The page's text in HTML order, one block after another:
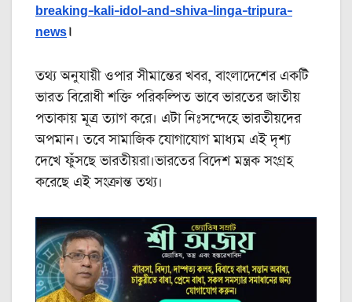
breaking-kali-idol-and-shiva-linga-tripura-
news।
তথ্য অনুযায়ী ওপার সীমান্তের খবর, বাংলাদেশের একটি
ভারত বিরোধী শক্তি পরিকল্পিত ভাবে ভারতের জাতীয়
পতাকায় মূত্র ত্যাগ করে। এটা নিঃসন্দেহে ভারতীয়দের
অপমান। তবে সামাজিক যোগাযোগ মাধ্যম এই দৃশ্য
দেখে ফুঁসছে ভারতীয়রা।ভারতের বিদেশ মন্ত্রক সংগ্রহ
করেছে এই সংক্রান্ত তথ্য।